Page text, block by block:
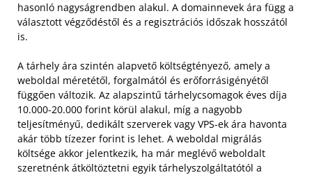
hasonló nagyságrendben alakul. A domainnevek ára függ a
választott végződéstől és a regisztrációs időszak hosszától
is.
A tárhely ára szintén alapvető költségtényező, amely a
weboldal méretétől, forgalmától és erőforrásigényétől
függően változik. Az alapszintű tárhelycsomagok éves díja
10.000-20.000 forint körül alakul, míg a nagyobb
teljesítményű, dedikált szerverek vagy VPS-ek ára havonta
akár több tízezer forint is lehet. A weboldal migrálás
költsége akkor jelentkezik, ha már meglévő weboldalt
szeretnénk átköltöztetni egyik tárhelyszolgáltatótól a